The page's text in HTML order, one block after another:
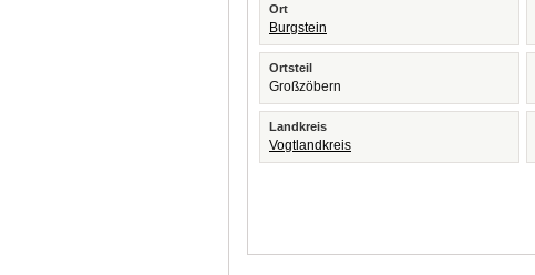
Ort
Burgstein
Ortsteil
Großzöbern
Landkreis
Vogtlandkreis